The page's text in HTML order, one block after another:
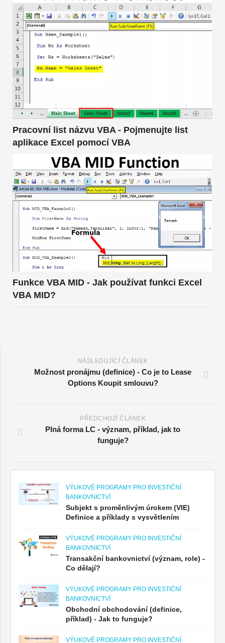
Pracovní list názvu VBA - Pojmenujte list
aplikace Excel pomocí VBA
Funkce VBA MID - Jak používat funkci Excel
VBA MID?
NÁSLEDUJÍCÍ ČLÁNEK
Možnost pronájmu (definice) - Co je to Lease
Options Koupit smlouvu?
PŘEDCHOZÍ ČLÁNEK
Plná forma LC - význam, příklad, jak to
funguje?
VÝUKOVÉ PROGRAMY PRO INVESTIČNÍ
BANKOVNICTVÍ
Subjekt s proměnlivým úrokem (VIE)
Definice a příklady s vysvětlením
VÝUKOVÉ PROGRAMY PRO INVESTIČNÍ
BANKOVNICTVÍ
Transakční bankovnictví (význam, role) -
Co dělají?
VÝUKOVÉ PROGRAMY PRO INVESTIČNÍ
BANKOVNICTVÍ
Obchodní obchodování (definice,
příklad) - Jak to funguje?
VÝUKOVÉ PROGRAMY PRO INVESTIČNÍ